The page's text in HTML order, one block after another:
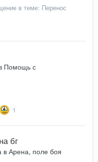
в теме: Перенос
Помощь с
1
бг
вАрена, поле боя